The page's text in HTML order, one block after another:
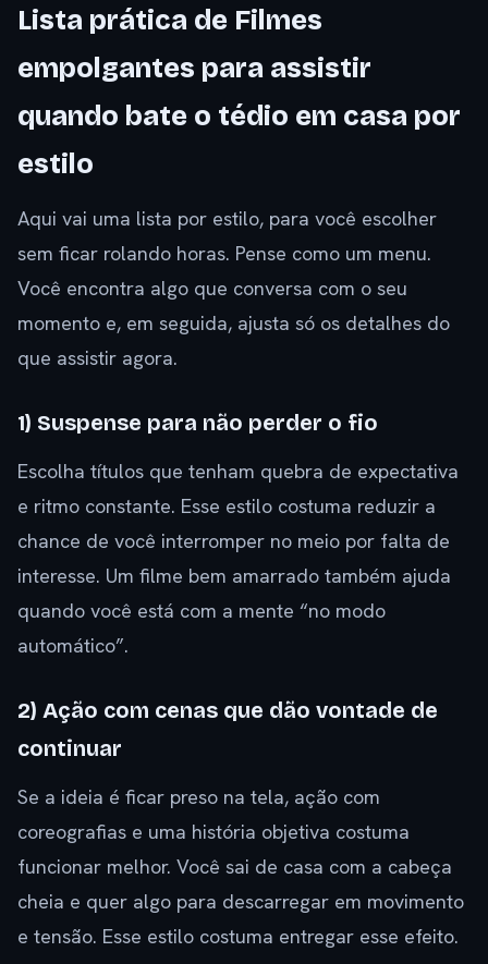
Lista prática de Filmes
empolgantes para assistir
quando bate o tédio em casa por
estilo
Aqui vai uma lista por estilo, para você escolher
sem ficar rolando horas. Pense como um menu.
Você encontra algo que conversa com o seu
momento e, em seguida, ajusta só os detalhes do
que assistir agora.
1) Suspense para não perder o fio
Escolha títulos que tenham quebra de expectativa
e ritmo constante. Esse estilo costuma reduzir a
chance de você interromper no meio por falta de
interesse. Um filme bem amarrado também ajuda
quando você está com a mente “no modo
automático”.
2) Ação com cenas que dão vontade de
continuar
Se a ideia é ficar preso na tela, ação com
coreografias e uma história objetiva costuma
funcionar melhor. Você sai de casa com a cabeça
cheia e quer algo para descarregar em movimento
e tensão. Esse estilo costuma entregar esse efeito.